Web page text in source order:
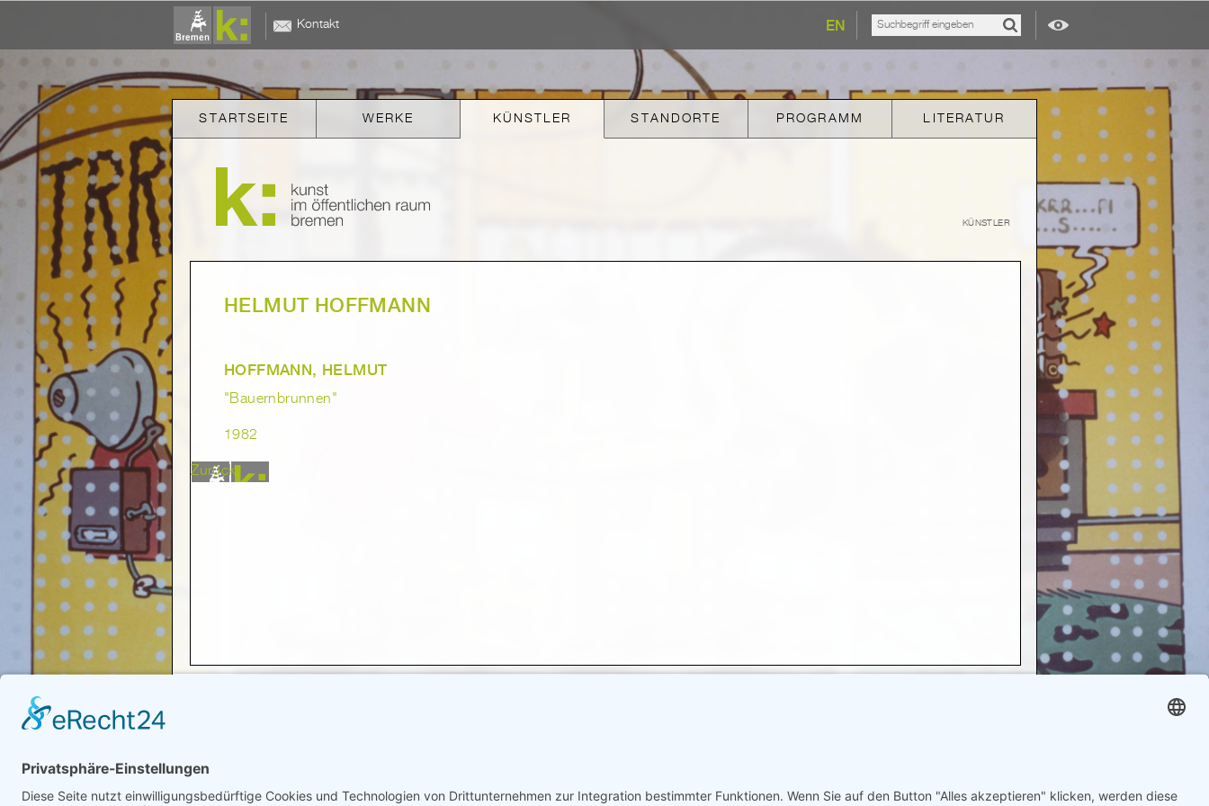
Kontakt EN
STARTSEITE WERKE KÜNSTLER STANDORTE PROGRAMM LITERATUR
KÜNSTLER
HELMUT HOFFMANN
HOFFMANN, HELMUT
"Bauernbrunnen"
1982
Zurück